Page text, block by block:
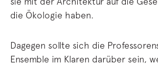
die Ökologie haben.
Dagegen sollte sich die
Ensemble im Klaren darüber sein,